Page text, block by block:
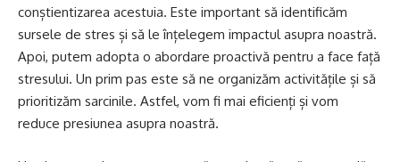
conștientizarea acestuia. Este important să identificăm
sursele de stres și să le înțelegem impactul asupra noastră.
Apoi, putem adopta o abordare proactivă pentru a face față
stresului. Un prim pas este să ne organizăm activitățile și să
prioritizăm sarcinile. Astfel, vom fi mai eficienți și vom
reduce presiunea asupra noastră.